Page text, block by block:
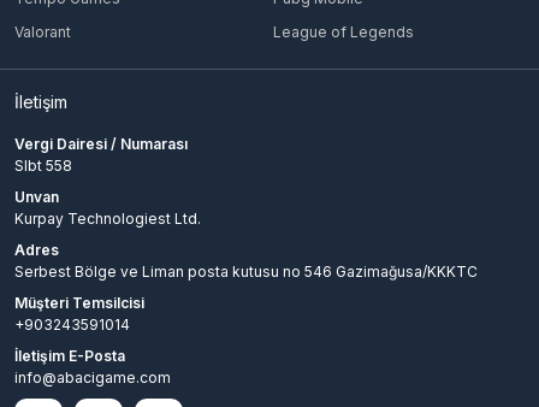
Valorant
League of Legends
İletişim
Vergi Dairesi / Numarası
Slbt 558
Unvan
Kurpay Technologiest Ltd.
Adres
Serbest Bölge ve Liman posta kutusu no 546 Gazimağusa/KKKTC
Müşteri Temsilcisi
+903243591014
İletişim E-Posta
info@abacigame.com